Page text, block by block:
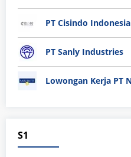
PT Cisindo Indonesia
PT Sanly Industries
S1